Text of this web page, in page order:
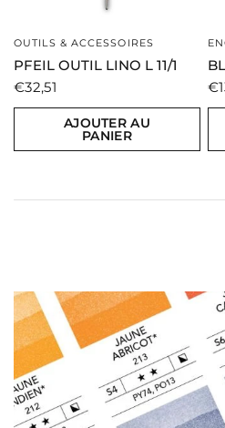
OUTILS & ACCESSOIRES
PFEIL OUTIL LINO L 11/1
€32,51
AJOUTER AU
PANIER